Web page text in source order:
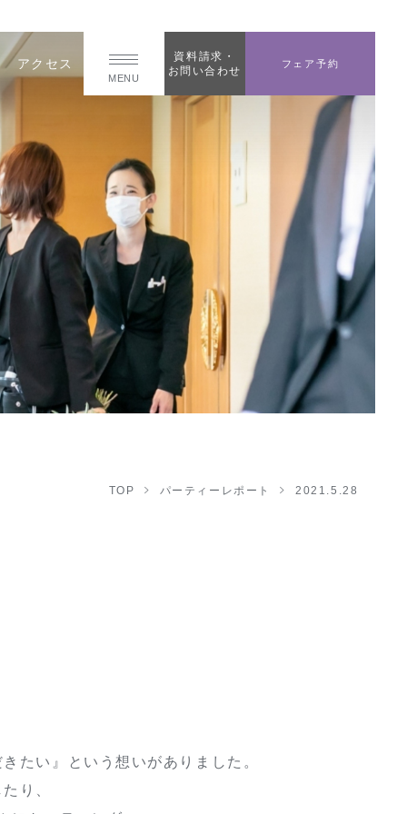
アクセス
MENU
資料請求・
お問い合わせ
フェア予約
TOP パーティーレポート 2021.5.28
たい』という想いがありました。
り、